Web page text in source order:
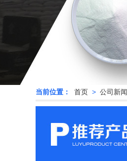
当前位置： 首页 > 公司新闻